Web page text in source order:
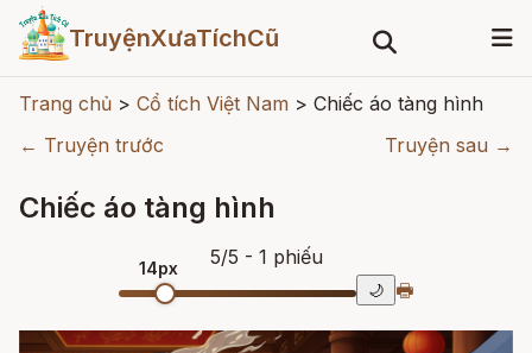
TruyệnXưaTíchCũ
Trang chủ > Cổ tích Việt Nam > Chiếc áo tàng hình
← Truyện trước
Truyện sau →
Chiếc áo tàng hình
5/5 - 1 phiếu
14px
🌙 🖶